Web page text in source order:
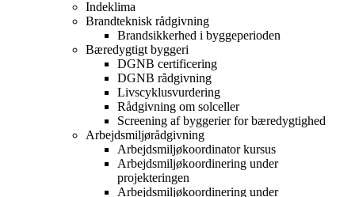
Indeklima
Brandteknisk rådgivning
Brandsikkerhed i byggeperioden
Bæredygtigt byggeri
DGNB certificering
DGNB rådgivning
Livscyklusvurdering
Rådgivning om solceller
Screening af byggerier for bæredygtighed
Arbejdsmiljørådgivning
Arbejdsmiljøkoordinator kursus
Arbejdsmiljøkoordinering under
projekteringen
Arbejdsmiljøkoordinering under